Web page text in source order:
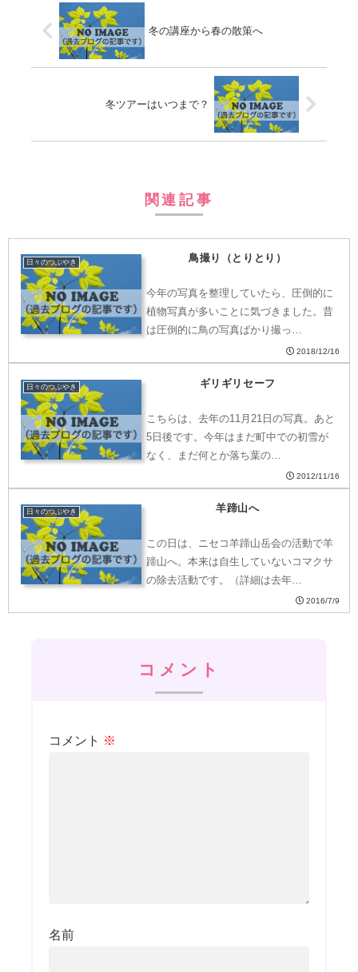
冬の講座から春の散策へ
冬ツアーはいつまで？
関連記事
日々のつぶやき 鳥撮り（とりとり）
今年の写真を整理していたら、圧倒的に
植物写真が多いことに気づきました。昔
は圧倒的に鳥の写真ばかり撮っ…
2018/12/16
日々のつぶやき ギリギリセーフ
こちらは、去年の11月21日の写真。あと
5日後です。今年はまだ町中での初雪が
なく、まだ何とか落ち葉の…
2012/11/16
日々のつぶやき 羊蹄山へ
この日は、ニセコ羊蹄山岳会の活動で羊
蹄山へ。本来は自生していないコマクサ
の除去活動です。（詳細は去年…
2016/7/9
コメント
コメント ※
名前